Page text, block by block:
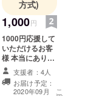
方式)
1,000円
1000円応援して
いただけるお客
様 本当にありが
とうございま
す。 メールにて
お礼と感謝の気
支援者：4人
お届け予定：
2020年09月
こ